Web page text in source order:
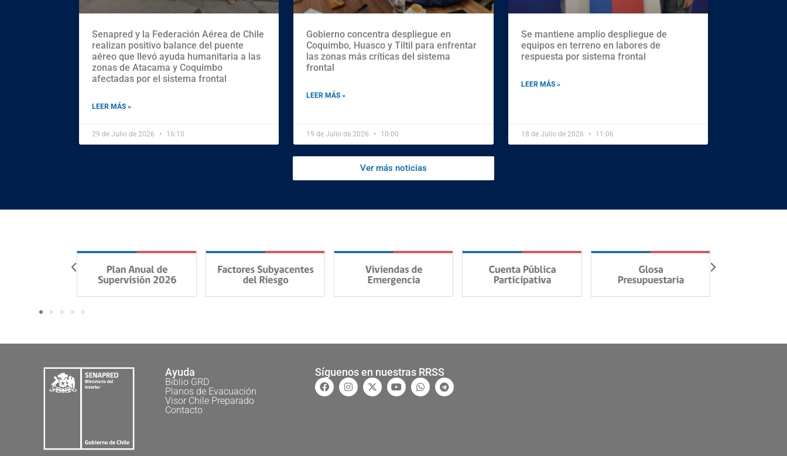
Senapred y la Federación Aérea de Chile
realizan positivo balance del puente
aéreo que llevó ayuda humanitaria a las
zonas de Atacama y Coquimbo
afectadas por el sistema frontal
LEER MÁS »
29 de Julio de 2026 16:10
Gobierno concentra despliegue en
Coquimbo, Huasco y Tiltil para enfrentar
las zonas más críticas del sistema
frontal
LEER MÁS »
19 de Julio de 2026 10:00
Se mantiene amplio despliegue de
equipos en terreno en labores de
respuesta por sistema frontal
LEER MÁS »
18 de Julio de 2026 11:06
Ver más noticias
Ayuda
Biblio GRD
Planos de Evacuación
Visor Chile Preparado
Contacto
Síguenos en nuestras RRSS